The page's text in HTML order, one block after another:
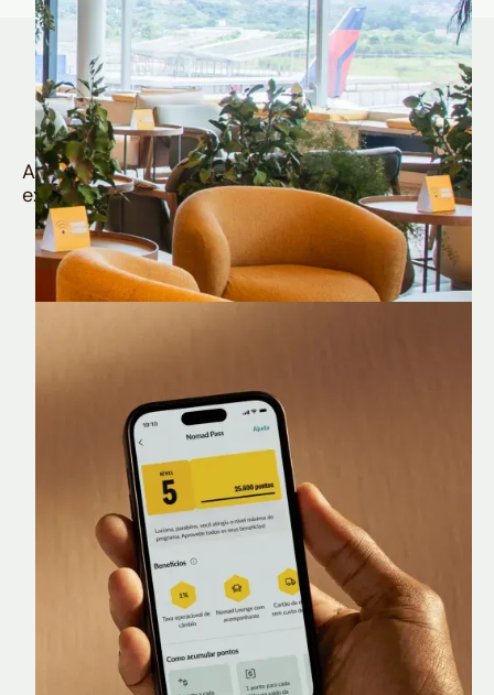
Quem é Nomad tem
muito mais
Aproveite todos os benefícios e vantagens
exclusivas da sua Conta Internacional
Nomad Lounge
Sala VIP no Aeroporto de Guarulhos